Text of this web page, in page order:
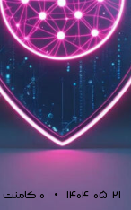
1404-05-21
0 کامنت